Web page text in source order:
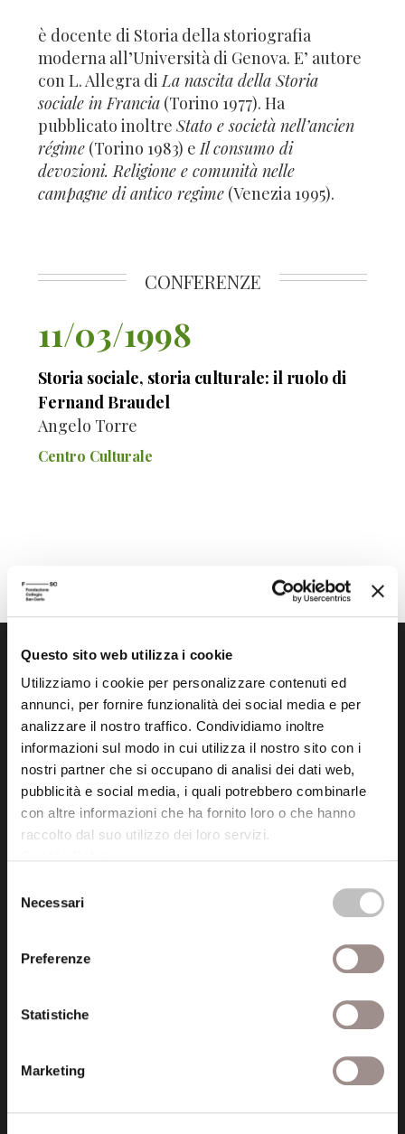
Questo sito web utilizza i cookie
Utilizziamo i cookie per personalizzare contenuti ed
annunci, per fornire funzionalità dei social media e per
analizzare il nostro traffico. Condividiamo inoltre
informazioni sul modo in cui utilizza il nostro sito con i
nostri partner che si occupano di analisi dei dati web,
pubblicità e social media, i quali potrebbero combinarle
con altre informazioni che ha fornito loro o che hanno
raccolto dal suo utilizzo dei loro servizi.
delNecessari
Preferenze
Statistiche
Marketing
è docente di Storia della storiografia
moderna all’Università di Genova. E’ autore
con L. Allegra diLa nascita della Storia
sociale in Francia (Torino 1977). Ha
pubblicato inoltreStato e società nell’ancien
régime (Torino 1983) eIl consumo di
devozioni. Religione e comunità nelle
campagne di antico regime (Venezia 1995).
CONFERENZE
11/03/1998
Storia sociale, storia culturale: il ruolo di
Fernand Braudel
Angelo Torre
Centro Culturale
Fondazione Collegio San Carlo
Via San Carlo 5
41121 Modena (MO)
P.I. 00641060363